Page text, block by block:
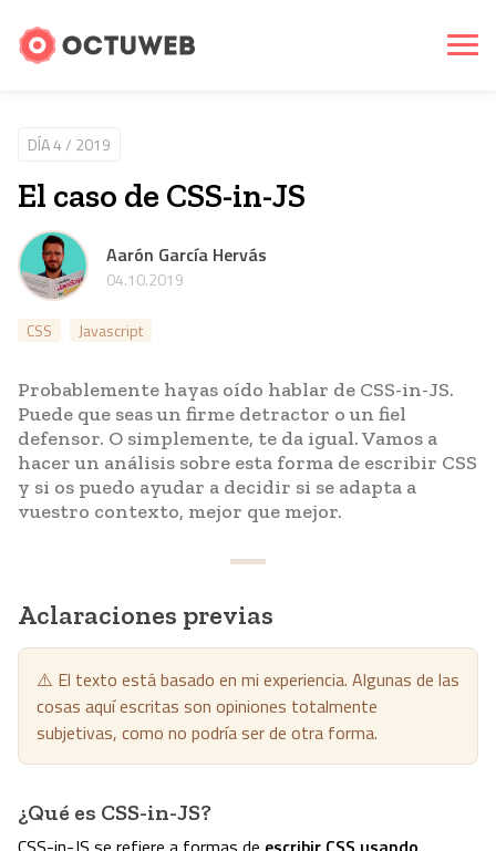
DÍA 4 / 2019
El caso de CSS-in-JS
Aarón García Hervás
04.10.2019
CSS Javascript
Probablemente hayas oído hablar de CSS-in-JS.
Puede que seas un firme detractor o un fiel
defensor. O simplemente, te da igual. Vamos a
hacer un análisis sobre esta forma de escribir CSS
y si os puedo ayudar a decidir si se adapta a
vuestro contexto, mejor que mejor.
Aclaraciones previas
⚠️ El texto está basado en mi experiencia. Algunas de las
cosas aquí escritas son opiniones totalmente
subjetivas, como no podría ser de otra forma.
¿Qué es CSS-in-JS?